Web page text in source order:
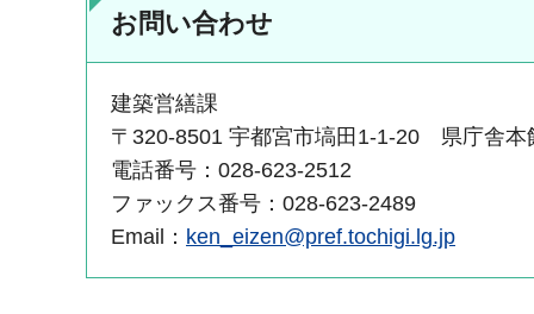
お問い合わせ
建築営繕課
〒320-8501 宇都宮市塙田1-1-20 県庁舎本
電話番号：028-623-2512
ファックス番号：028-623-2489
Email： ken_eizen@pref.tochigi.lg.jp